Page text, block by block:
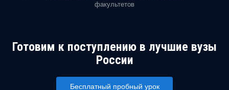
факультетов
Готовим к поступлению в лучшие вузы
России
Бесплатный пробный урок